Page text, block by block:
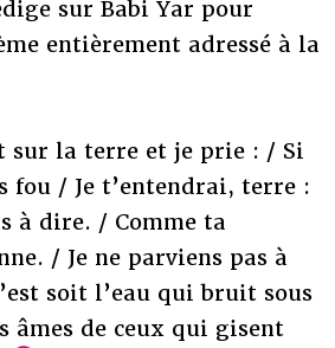
sur Babi Yar pour
entièrement adressé à la
sur la terre et je prie : / Si
fou / Je t’entendrai, terre :
à dire. / Comme ta
/ Je ne parviens pas à
soit l’eau qui bruit sous
âmes de ceux qui gisent